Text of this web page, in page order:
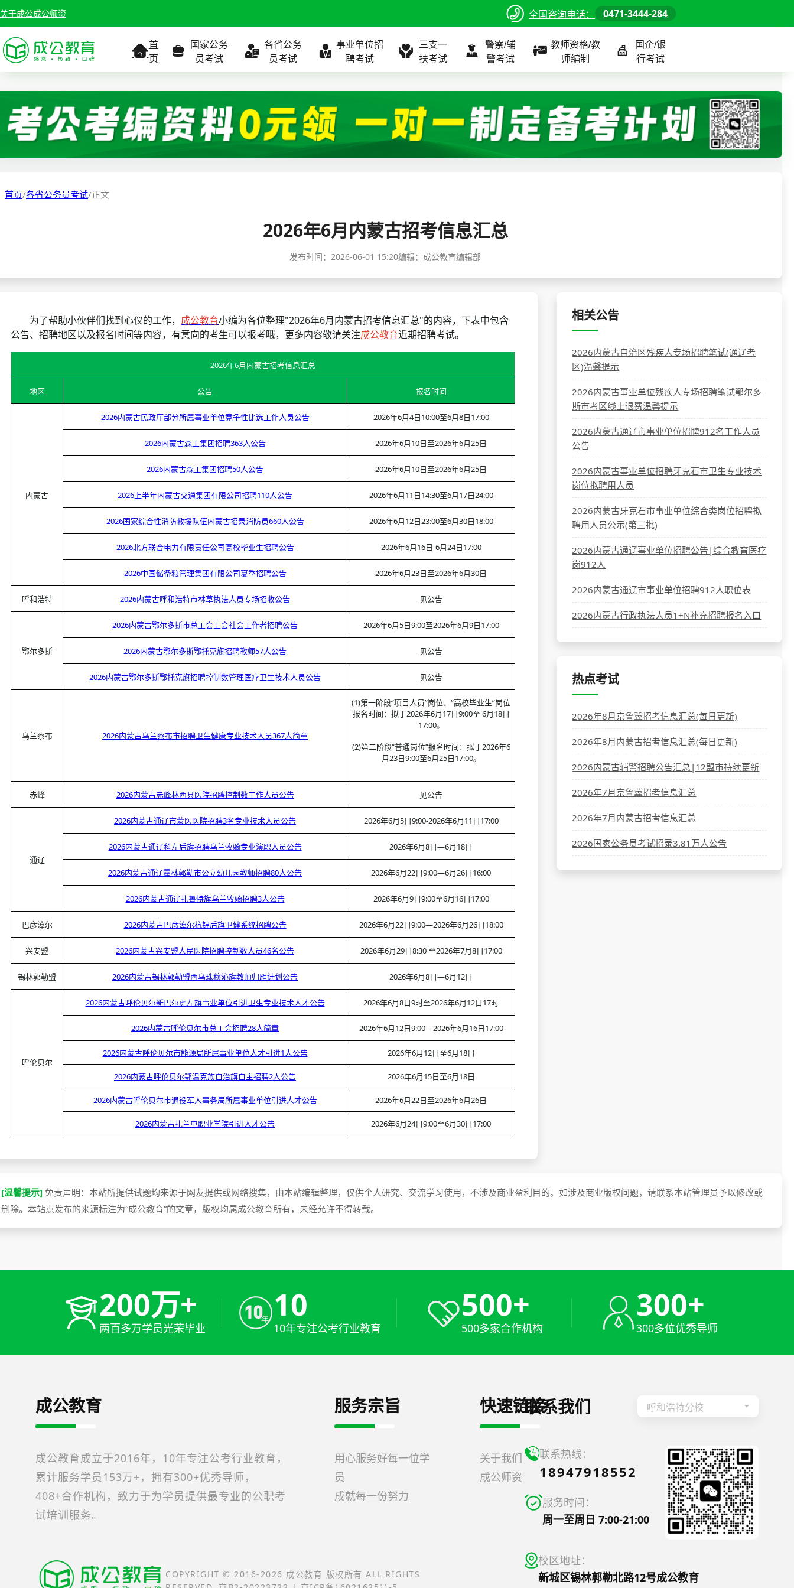
关于成公成公师资 全国咨询电话： 0471-3444-284
首
页
国家公务
员考试
考试公告
职位表
成绩查询
分数线
历年真题
公务员课程
各省公务
员考试
考试公告
职位表
分数线
历年真题
全国
北京
内蒙古
公务员课程
事业单位招
聘考试
考试公告
职位表
准考证打印
分数线
历年真题
全国
北京
内蒙古
事业单位课程
三支一
扶考试
考试公告
职位表
成绩查询
分数线
全国
北京
内蒙古
三支一扶课程
警察/辅
警考试
考试公告
职位表
面试补录
历年真题
全国
北京
内蒙古
警察/辅警课程
教师资格/教
师编制
考试公告
职位表
面试补录
历年真题
全国
北京
内蒙古
教师/资格课程
国企/银
行考试
考试公告
职位表
面试补录
历年真题
全国
北京
国企/银行课程
首页/各省公务员考试/正文
2026年6月内蒙古招考信息汇总
发布时间： 2026-06-01 15:20编辑：成公教育编辑部
为了帮助小伙伴们找到心仪的工作， 成公教育小编为各位整理"2026年6月内蒙古招考信息汇总"的内容，下表中包含
公告、招聘地区以及报名时间等内容，有意向的考生可以报考哦，更多内容敬请关注成公教育近期招聘考试。
2026年6月内蒙古招考信息汇总
地区 公告 报名时间
内蒙古
2026内蒙古民政厅部分所属事业单位竞争性比选工作人员公告 2026年6月4日10:00至6月8日17:00
2026内蒙古森工集团招聘363人公告 2026年6月10日至2026年6月25日
2026内蒙古森工集团招聘50人公告 2026年6月10日至2026年6月25日
2026上半年内蒙古交通集团有限公司招聘110人公告 2026年6月11日14:30至6月17日24:00
2026国家综合性消防救援队伍内蒙古招录消防员660人公告 2026年6月12日23:00至6月30日18:00
2026北方联合电力有限责任公司高校毕业生招聘公告 2026年6月16日-6月24日17:00
2026中国储备粮管理集团有限公司夏季招聘公告 2026年6月23日至2026年6月30日
呼和浩特 2026内蒙古呼和浩特市林草执法人员专场招收公告 见公告
鄂尔多斯
2026内蒙古鄂尔多斯市总工会工会社会工作者招聘公告 2026年6月5日9:00至2026年6月9日17:00
2026内蒙古鄂尔多斯鄂托克旗招聘教师57人公告 见公告
2026内蒙古鄂尔多斯鄂托克旗招聘控制数管理医疗卫生技术人员公告 见公告
乌兰察布 2026内蒙古乌兰察布市招聘卫生健康专业技术人员367人简章
(1)第一阶段“项目人员”岗位、“高校毕业生”岗位
报名时间：拟于2026年6月17日9:00至 6月18日
17:00。
(2)第二阶段“普通岗位”报名时间：拟于2026年6
月23日9:00至6月25日17:00。
赤峰 2026内蒙古赤峰林西县医院招聘控制数工作人员公告 见公告
通辽
2026内蒙古通辽市蒙医医院招聘3名专业技术人员公告 2026年6月5日9:00-2026年6月11日17:00
2026内蒙古通辽科左后旗招聘乌兰牧骑专业演职人员公告 2026年6月8日—6月18日
2026内蒙古通辽霍林郭勒市公立幼儿园教师招聘80人公告 2026年6月22日9:00—6月26日16:00
2026内蒙古通辽扎鲁特旗乌兰牧骑招聘3人公告 2026年6月9日9:00至6月16日17:00
巴彦淖尔 2026内蒙古巴彦淖尔杭锦后旗卫健系统招聘公告 2026年6月22日9:00—2026年6月26日18:00
兴安盟 2026内蒙古兴安盟人民医院招聘控制数人员46名公告 2026年6月29日8:30 至2026年7月8日17:00
锡林郭勒盟 2026内蒙古锡林郭勒盟西乌珠穆沁旗教师归雁计划公告 2026年6月8日—6月12日
呼伦贝尔
2026内蒙古呼伦贝尔新巴尔虎左旗事业单位引进卫生专业技术人才公告 2026年6月8日9时至2026年6月12日17时
2026内蒙古呼伦贝尔市总工会招聘28人简章 2026年6月12日9:00—2026年6月16日17:00
2026内蒙古呼伦贝尔市能源局所属事业单位人才引进1人公告 2026年6月12日至6月18日
2026内蒙古呼伦贝尔鄂温克族自治旗自主招聘2人公告 2026年6月15日至6月18日
2026内蒙古呼伦贝尔市退役军人事务局所属事业单位引进人才公告 2026年6月22日至2026年6月26日
2026内蒙古扎兰屯职业学院引进人才公告 2026年6月24日9:00至6月30日17:00
相关公告
2026内蒙古自治区残疾人专场招聘笔试(通辽考
区)温馨提示
2026内蒙古事业单位残疾人专场招聘笔试鄂尔多
斯市考区线上退费温馨提示
2026内蒙古通辽市事业单位招聘912名工作人员
公告
2026内蒙古事业单位招聘牙克石市卫生专业技术
岗位拟聘用人员
2026内蒙古牙克石市事业单位综合类岗位招聘拟
聘用人员公示(第三批)
2026内蒙古通辽事业单位招聘公告|综合教育医疗
岗912人
2026内蒙古通辽市事业单位招聘912人职位表
2026内蒙古行政执法人员1+N补充招聘报名入口
热点考试
2026年8月京鲁冀招考信息汇总(每日更新)
2026年8月内蒙古招考信息汇总(每日更新)
2026内蒙古辅警招聘公告汇总|12盟市持续更新
2026年7月京鲁冀招考信息汇总
2026年7月内蒙古招考信息汇总
2026国家公务员考试招录3.81万人公告
[温馨提示] 免责声明：本站所提供试题均来源于网友提供或网络搜集，由本站编辑整理，仅供个人研究、交流学习使用，不涉及商业盈利目的。如涉及商业版权问题，请联系本站管理员予以修改或
删除。本站点发布的来源标注为“成公教育”的文章，版权均属成公教育所有，未经允许不得转载。
200万+
两百多万学员光荣毕业
10
10年专注公考行业教育
500+
500多家合作机构
300+
300多位优秀导师
成公教育
成公教育成立于2016年，10年专注公考行业教育，
累计服务学员153万+，拥有300+优秀导师，
408+合作机构，致力于为学员提供最专业的公职考
试培训服务。
服务宗旨
用心服务好每一位学
员
成就每一份努力
快速链接
关于我们
成公师资
COPYRIGHT © 2016-2026 成公教育 版权所有 ALL RIGHTS
联系我们 呼和浩特分校
联系热线：
18947918552
服务时间：
周一至周日 7:00-21:00
校区地址：
新城区锡林郭勒北路12号成公教育